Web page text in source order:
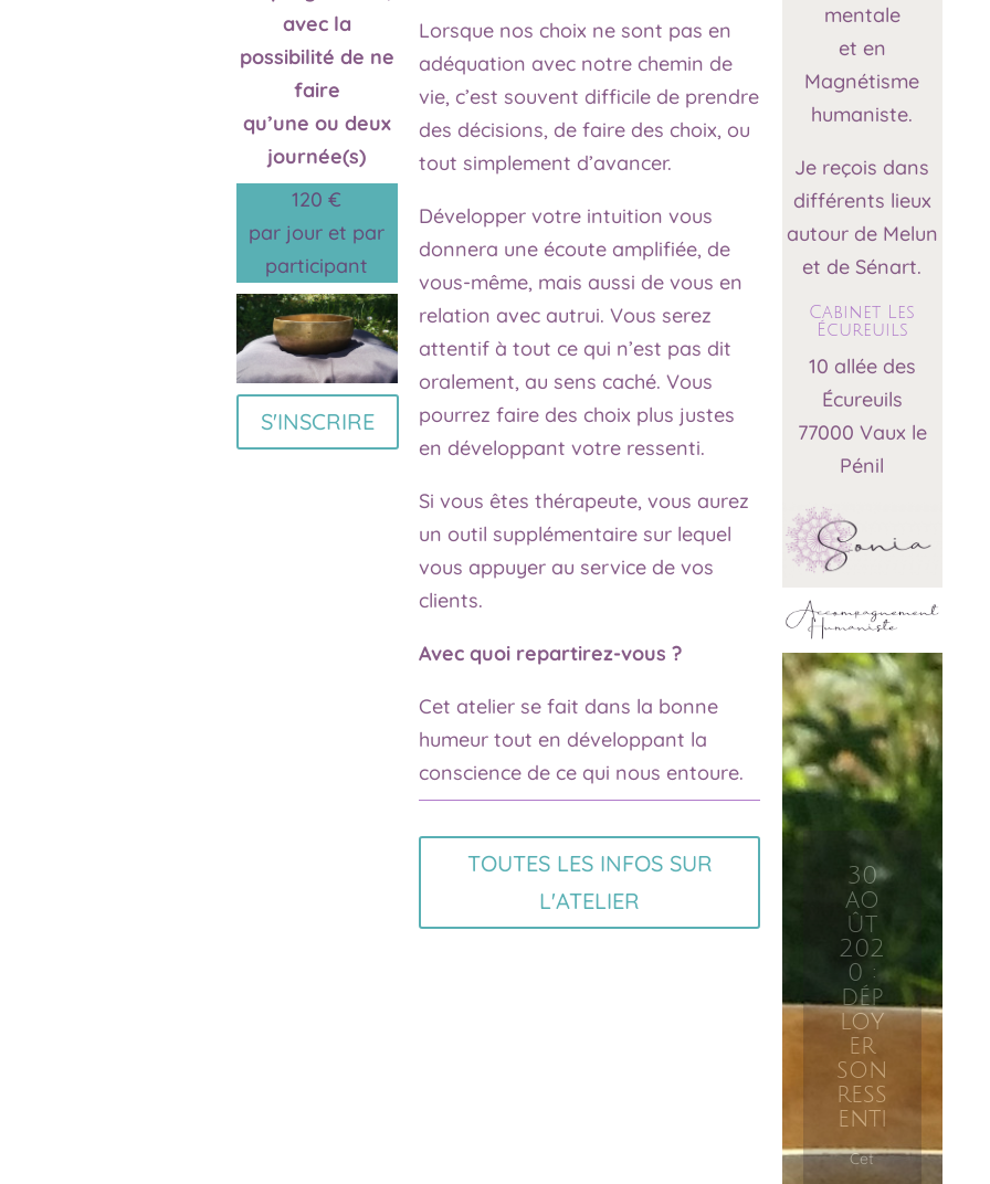
avec la
possibilité de ne
faire
qu’une ou deux
journée(s)
120 €
par jour et par
participant
S'INSCRIRE
Lorsque nos choix ne sont pas en
adéquation avec notre chemin de
vie, c’est souvent difficile de prendre
des décisions, de faire des choix, ou
tout simplement d’avancer.
Développer votre intuition vous
donnera une écoute amplifiée, de
vous-même, mais aussi de vous en
relation avec autrui. Vous serez
attentif à tout ce qui n’est pas dit
oralement, au sens caché. Vous
pourrez faire des choix plus justes
en développant votre ressenti.
Si vous êtes thérapeute, vous aurez
un outil supplémentaire sur lequel
vous appuyer au service de vos
clients.
Avec quoi repartirez-vous ?
Cet atelier se fait dans la bonne
humeur tout en développant la
conscience de ce qui nous entoure.
TOUTES LES INFOS SUR
L'ATELIER
mentale
et en
Magnétisme
humaniste.
Je reçois dans
différents lieux
autour de Melun
et de Sénart.
Cabinet Les
Écureuils
10 allée des
Écureuils
77000 Vaux le
Pénil
30
ao
ût
202
0 :
dép
loy
er
son
ress
enti
Cet
atelier
vous
propos